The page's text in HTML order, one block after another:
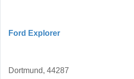
Ford Explorer
Dortmund, 44287